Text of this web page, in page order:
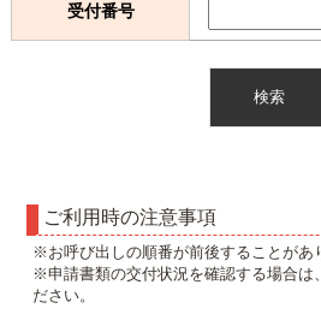
交付状況確認
受付番号
ご利用時の注意事項
※お呼び出しの順番が前後することがあ
※申請書類の交付状況を確認する場合は、
ださい。